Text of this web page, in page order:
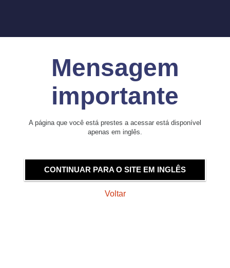
Mensagem
importante
A página que você está prestes a acessar está disponível
apenas em inglês.
CONTINUAR PARA O SITE EM INGLÊS
Voltar